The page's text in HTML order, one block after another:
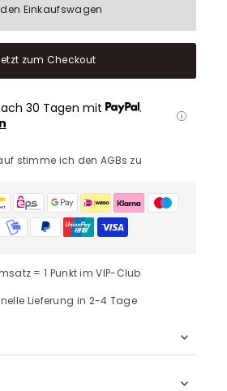
Einkaufswagen
zum Checkout
30 Tagen mit
.
stimme ich den AGBs zu
= 1 Punkt im VIP-Club
Lieferung in 2-4 Tage